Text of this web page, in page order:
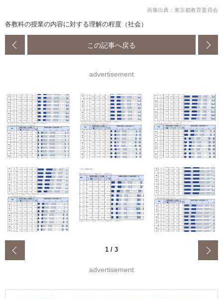
画像出典：東京都教育委員会
各教科の授業の内容に対する理解の程度（社会）
この記事へ戻る
advertisement
1 / 3
advertisement